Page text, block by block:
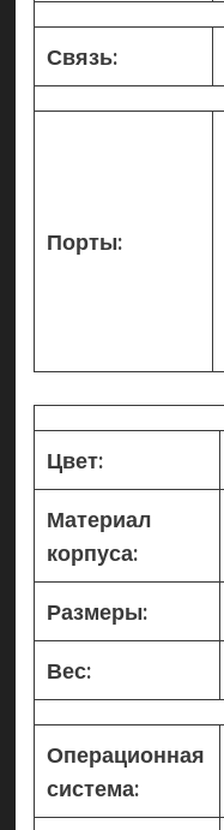
Связь:
Порты:
Цвет:
Материал
корпуса:
Размеры:
Вес:
Операционная
система: